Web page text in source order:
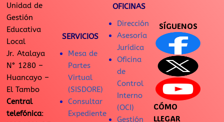
Unidad de
Gestión
Educativa
Local
Jr. Atalaya
N° 1280 –
Huancayo –
El Tambo
Central
telefónica:
SERVICIOS
Mesa de
Partes
Virtual
(SISDORE)
Consultar
Expediente
OFICINAS
Dirección
Asesoría
Jurídica
Oficina
de
Control
Interno
(OCI)
Gestión
SÍGUENOS
CÓMO
LLEGAR